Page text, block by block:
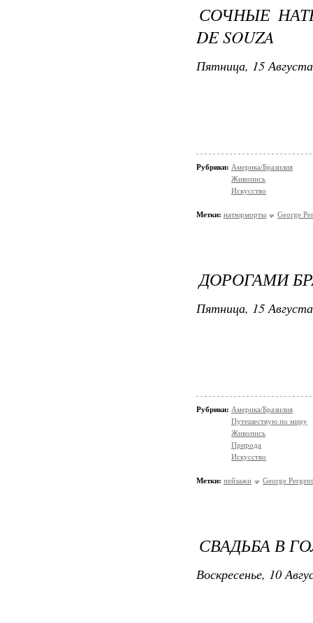
СОЧНЫЕ
DE SOUZA
Пятница, 15
Рубрики: Америка/Бразилия
Живопись
Искусство
Метки: натюрморты George
ДОРОГАМИ
Пятница, 15
Рубрики: Америка/Бразилия
Путешествую по миру
Живопись
Природа
Искусство
Метки: пейзажи George
СВАДЬБА В
Воскресенье, 10